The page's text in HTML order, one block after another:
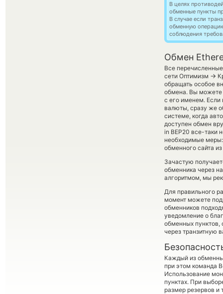
В целях
обменные пункты
В случае если
обменную
соблюдения
Обмен
Все
сети Оптимизм →
обращать особое
обмена. Вы можете
с его именем. Если
валюты, сразу же
системе, когда
доступен обмен
in BEP20 все-таки
необходимые
обменного сайта
Зачастую
обменника через
алгоритмом, мы
Для правильного
момент можете
обменников
уведомление о
обменных
через транзитную
Каждый из
при этом команда
Использование
пунктах. При
размер резервов и